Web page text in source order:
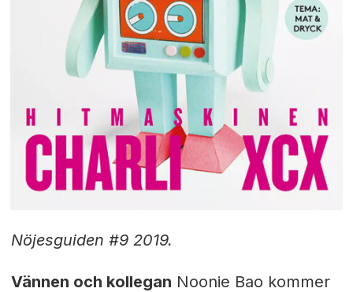
Nöjesguiden #9 2019.
Vännen och kollegan Noonie Bao kommer